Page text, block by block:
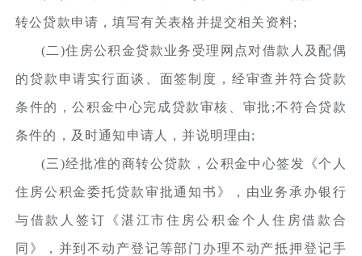
转公贷款申请，填写有关表格并提交相关资料;
(二)住房公积金贷款业务受理网点对借款人及配偶
的贷款申请实行面谈、面签制度，经审查并符合贷款
条件的，公积金中心完成贷款审核、审批;不符合贷款
条件的，及时通知申请人，并说明理由;
(三)经批准的商转公贷款，公积金中心签发《个人
住房公积金委托贷款审批通知书》，由业务承办银行
与借款人签订《湛江市住房公积金个人住房借款合
同》，并到不动产登记等部门办理不动产抵押登记手